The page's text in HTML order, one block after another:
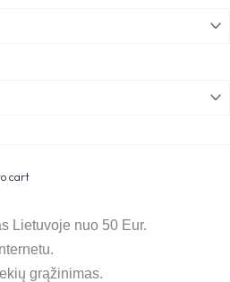
cart
Lietuvoje nuo 50 Eur.
grąžinimas.